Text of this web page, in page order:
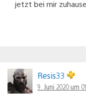
jetzt bei mir
Resis33
9. Juni 2020 um